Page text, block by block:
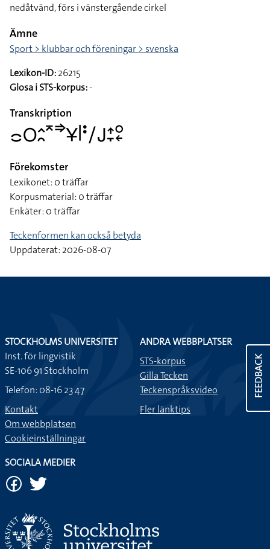
nedåtvänd, förs i vänstergående cirkel
Ämne
Sport > klubbar och föreningar > svenska
Lexikon-ID:26215
Glosa i STS-korpus:-
Transkription
􌤌􌥆􌤵􌥘􌥷􌦆􌥃􌥼􌥻􌥠􌤢􌤴􌥙􌥰􌦈
Förekomster
Lexikonet: 0 träffar
Korpusmaterial: 0 träffar
Enkäter: 0 träffar
Teckenformen kan också betyda
Uppdaterat: 2026-08-07
FEEDBACK
STOCKHOLMS UNIVERSITET
Inst. för lingvistik
SE-106 91 Stockholm
Telefon: 08-16 23 47
Kontakt
Om webbplatsen
Cookieinställningar
ANDRA WEBBPLATSER
STS-korpus
Gilla Tecken
Teckenspråksvideo
Fler länktips
SOCIALA MEDIER